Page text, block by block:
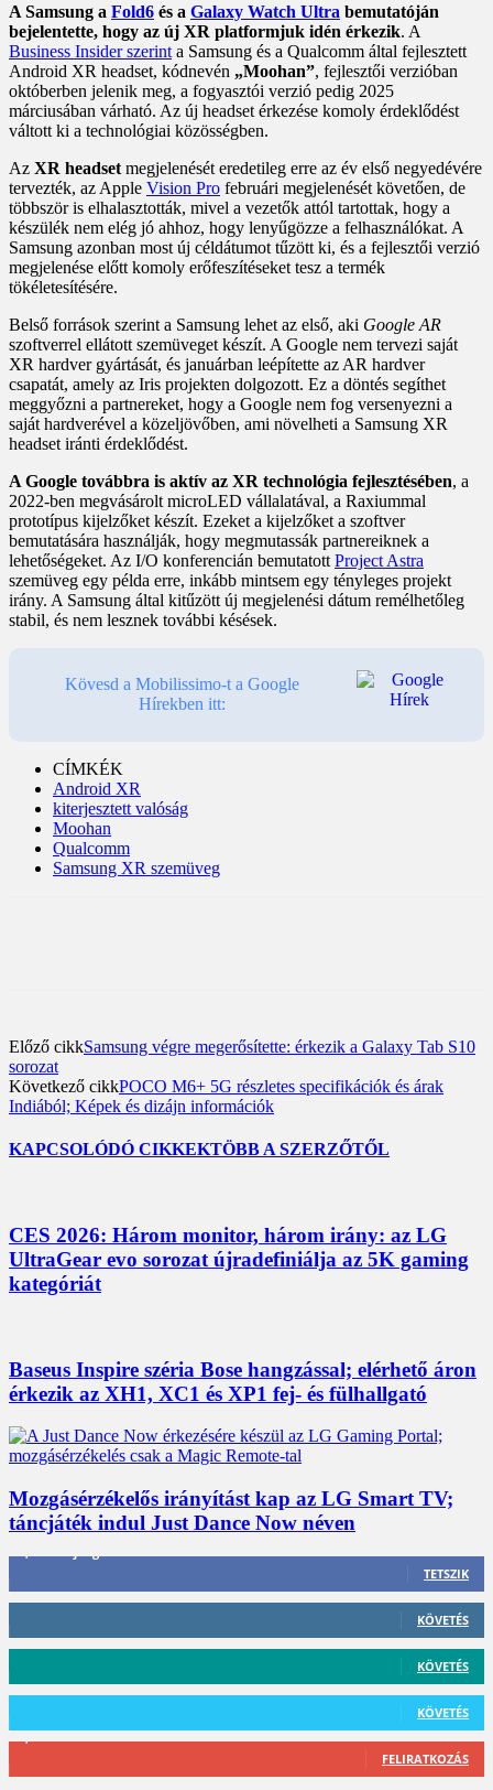
A Samsung a Fold6 és a Galaxy Watch Ultra bemutatóján
bejelentette, hogy az új XR platformjuk idén érkezik. A
Business Insider szerint a Samsung és a Qualcomm által fejlesztett
Android XR headset, kódnevén „Moohan”, fejlesztői verzióban
októberben jelenik meg, a fogyasztói verzió pedig 2025
márciusában várható. Az új headset érkezése komoly érdeklődést
váltott ki a technológiai közösségben.
Az XR headset megjelenését eredetileg erre az év első negyedévére
tervezték, az Apple Vision Pro februári megjelenését követően, de
többször is elhalasztották, mivel a vezetők attól tartottak, hogy a
készülék nem elég jó ahhoz, hogy lenyűgözze a felhasználókat. A
Samsung azonban most új céldátumot tűzött ki, és a fejlesztői verzió
megjelenése előtt komoly erőfeszítéseket tesz a termék
tökéletesítésére.
Belső források szerint a Samsung lehet az első, aki Google AR
szoftverrel ellátott szemüveget készít. A Google nem tervezi saját
XR hardver gyártását, és januárban leépítette az AR hardver
csapatát, amely az Iris projekten dolgozott. Ez a döntés segíthet
meggyőzni a partnereket, hogy a Google nem fog versenyezni a
saját hardverével a közeljövőben, ami növelheti a Samsung XR
headset iránti érdeklődést.
A Google továbbra is aktív az XR technológia fejlesztésében, a
2022-ben megvásárolt microLED vállalatával, a Raxiummal
prototípus kijelzőket készít. Ezeket a kijelzőket a szoftver
bemutatására használják, hogy megmutassák partnereiknek a
lehetőségeket. Az I/O konferencián bemutatott Project Astra
szemüveg egy példa erre, inkább mintsem egy tényleges projekt
irány. A Samsung által kitűzött új megjelenési dátum remélhetőleg
stabil, és nem lesznek további késések.
Kövesd a Mobilissimo-t a Google
Hírekben itt:
CÍMKÉK
Android XR
kiterjesztett valóság
Moohan
Qualcomm
Samsung XR szemüveg
Előző cikkSamsung végre megerősítette: érkezik a Galaxy Tab S10
sorozat
Következő cikkPOCO M6+ 5G részletes specifikációk és árak
Indiából; Képek és dizájn információk
KAPCSOLÓDÓ CIKKEKTÖBB A SZERZŐTŐL
CES 2026: Három monitor, három irány: az LG
UltraGear evo sorozat újradefiniálja az 5K gaming
kategóriát
Baseus Inspire széria Bose hangzással; elérhető áron
érkezik az XH1, XC1 és XP1 fej- és fülhallgató
Mozgásérzékelős irányítást kap az LG Smart TV;
táncjáték indul Just Dance Now néven
TETSZIK
412 Követő
KÖVETÉS
59 Követő
KÖVETÉS
101 Követő
KÖVETÉS
2,589 Feliratkozó
FELIRATKOZÁS